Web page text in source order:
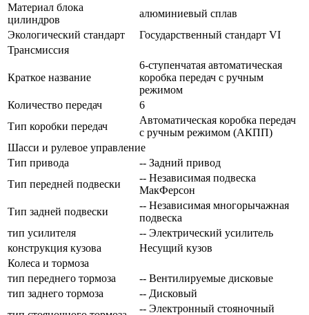
Материал блока
цилиндров
алюминиевый сплав
Экологический стандарт
Государственный стандарт VI
Трансмиссия
Краткое название
6-ступенчатая автоматическая
коробка передач с ручным
режимом
Количество передач
6
Тип коробки передач
Автоматическая коробка передач
с ручным режимом (АКПП)
Шасси и рулевое управление
Тип привода
-- Задний привод
Тип передней подвески
-- Независимая подвеска
МакФерсон
Тип задней подвески
-- Независимая многорычажная
подвеска
тип усилителя
-- Электрический усилитель
конструкция кузова
Несущий кузов
Колеса и тормоза
тип переднего тормоза
-- Вентилируемые дисковые
тип заднего тормоза
-- Дисковый
-- Электронный стояночный